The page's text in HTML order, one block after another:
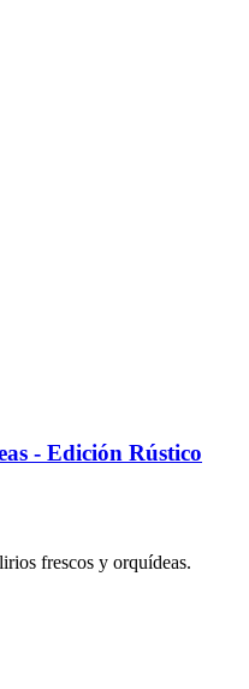
- Edición Rústico
frescos y orquídeas.